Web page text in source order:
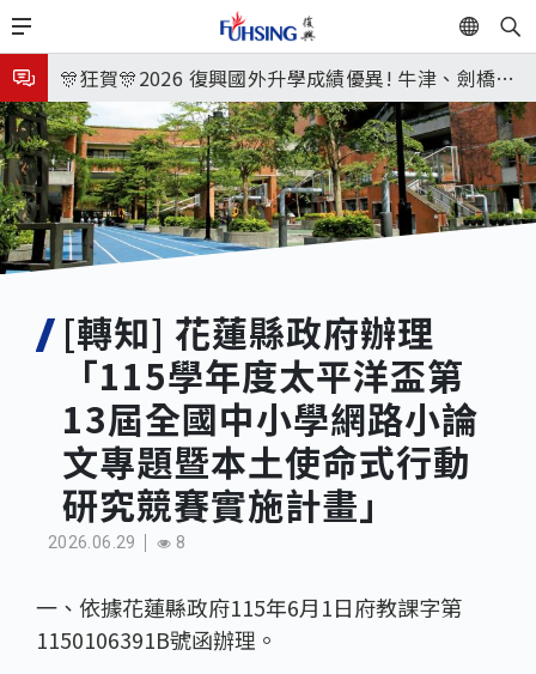
移
至
主
內
容
EN
🎉🎉🎉狂賀! 12望蘇同學榮錄MIT麻省理工學院，本校
連續兩年錄取世界第一學府！
🎊狂賀🎊2026 復興國外升學成績優異! 牛津、劍橋首
次雙星閃耀✨
115年校本部大學榜單再創佳績🎉，32％達醫學系錄
取標準、62%達台大錄取標準。各組合4科60級分9人
🎊
8月3日 分科成績公布
臺北市2026城鎮韌性(防空)演習訂於8月13日(四) 14
時30分至15時實施，全市人、車及各場所均須配合管
制與避難演練，以免受罰。
8月31日 開學日
🎉🎉🎉狂賀! 12望蘇同學榮錄MIT麻省理工學院，本校
連續兩年錄取世界第一學府！
[轉知] 花蓮縣政府辦理
「115學年度太平洋盃第
13屆全國中小學網路小論
文專題暨本土使命式行動
研究競賽實施計畫」
2026.06.29 8
一、依據花蓮縣政府115年6月1日府教課字第
1150106391B號函辦理。